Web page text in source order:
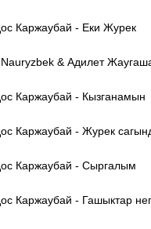
Каржаубай - Еки Журек
Nauryzbek & Адилет
Каржаубай - Кызганамын
Каржаубай - Журек
Каржаубай - Сыргалым
Каржаубай - Гашыктар